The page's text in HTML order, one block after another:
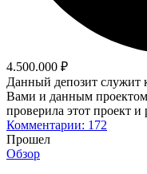
4.500.000 ₽
Данный депозит служит
Вами и данным
проверила этот проект и
Комментарии: 172
Прошел
Обзор